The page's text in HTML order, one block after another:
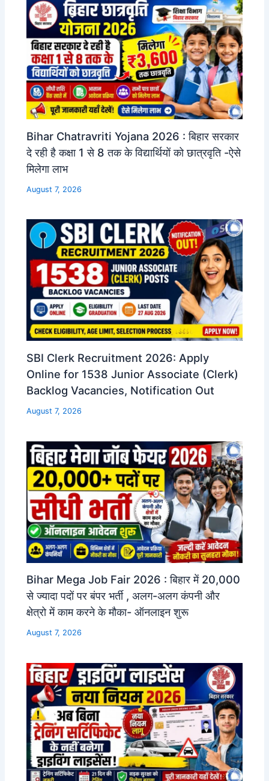
Bihar Chatravriti Yojana 2026 : बिहार सरकार
दे रही है कक्षा 1 से 8 तक के विद्यार्थियों को छात्रवृति -ऐसे
मिलेगा लाभ
August 7, 2026
SBI Clerk Recruitment 2026: Apply
Online for 1538 Junior Associate (Clerk)
Backlog Vacancies, Notification Out
August 7, 2026
Bihar Mega Job Fair 2026 : बिहार में 20,000
से ज्यादा पदों पर बंपर भर्ती , अलग-अलग कंपनी और
क्षेत्रो में काम करने के मौका- ऑनलाइन शुरू
August 7, 2026